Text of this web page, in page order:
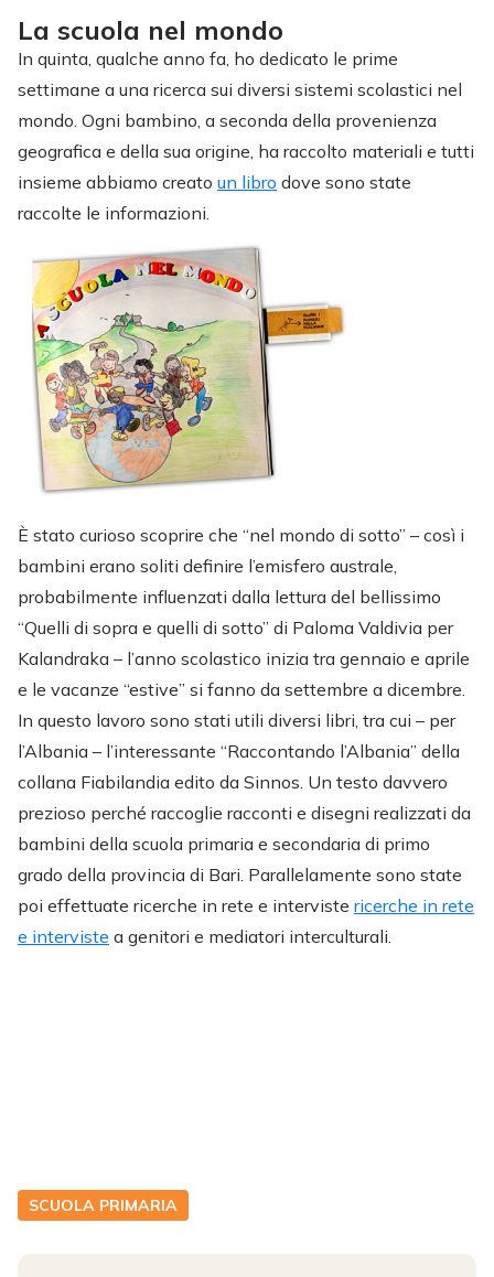
La scuola nel mondo
In quinta, qualche anno fa, ho dedicato le prime
settimane a una ricerca sui diversi sistemi scolastici nel
mondo. Ogni bambino, a seconda della provenienza
geografica e della sua origine, ha raccolto materiali e tutti
insieme abbiamo creato un libro dove sono state
raccolte le informazioni.
È stato curioso scoprire che “nel mondo di sotto” – così i
bambini erano soliti definire l’emisfero australe,
probabilmente influenzati dalla lettura del bellissimo
“Quelli di sopra e quelli di sotto” di Paloma Valdivia per
Kalandraka – l’anno scolastico inizia tra gennaio e aprile
e le vacanze “estive” si fanno da settembre a dicembre.
In questo lavoro sono stati utili diversi libri, tra cui – per
l’Albania – l’interessante “Raccontando l’Albania” della
collana Fiabilandia edito da Sinnos. Un testo davvero
prezioso perché raccoglie racconti e disegni realizzati da
bambini della scuola primaria e secondaria di primo
grado della provincia di Bari. Parallelamente sono state
poi effettuate ricerche in rete e interviste ricerche in rete
e interviste a genitori e mediatori interculturali.
SCUOLA PRIMARIA